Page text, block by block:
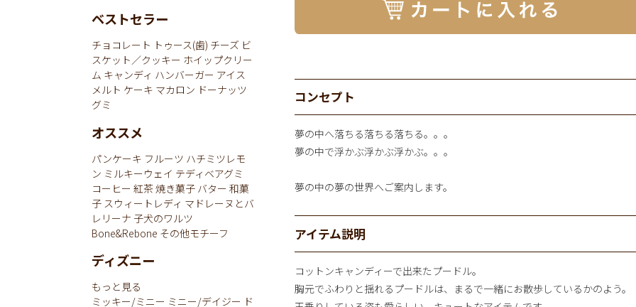
コンセプト
夢の中へ落ちる落ちる落ちる。。。
夢の中で浮かぶ浮かぶ浮かぶ。。。
夢の中の夢の世界へご案内します。
アイテム説明
コットンキャンディーで出来たプードル。
胸元でふわりと揺れるプードルは、まるで一緒にお散歩しているかのよう。
ベストセラー
チョコレート トゥース(歯) チーズ ビ
スケット／クッキー ホイップクリー
ム キャンディ ハンバーガー アイス
メルト ケーキ マカロン ドーナッツ
グミ
オススメ
パンケーキ フルーツ ハチミツレモ
ン ミルキーウェイ テディベアグミ
コーヒー 紅茶焼き菓子 バター 和菓
子 スウィートレディ マドレーヌとバ
レリーナ 子犬のワルツ
Bone&Rebone その他モチーフ
ディズニー
もっと見る
ミッキー/ミニー ミニー/デイジー ド